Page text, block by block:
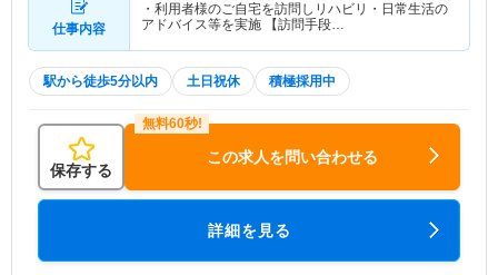
仕事内容
・利用者様のご自宅を訪問しリハビリ・日常生活の
アドバイス等を実施 【訪問手段…
駅から徒歩5分以内 土日祝休 積極採用中
保存する
この求人を問い合わせる
詳細を見る